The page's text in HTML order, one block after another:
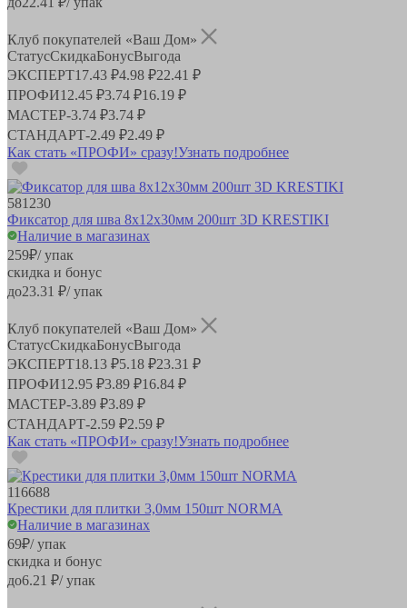
Клуб покупателей «Ваш Дом»
СтатусСкидкаБонусВыгода
ЭКСПЕРТ17.43 ₽4.98 ₽22.41 ₽
ПРОФИ12.45 ₽3.74 ₽16.19 ₽
МАСТЕР-3.74 ₽3.74 ₽
СТАНДАРТ-2.49 ₽2.49 ₽
Как стать «ПРОФИ» сразу!Узнать подробнее
581230
Фиксатор для шва 8х12х30мм 200шт 3D KRESTIKI
Наличие в магазинах
259₽/ упак
скидка и бонус
до23.31 ₽/ упак
Клуб покупателей «Ваш Дом»
СтатусСкидкаБонусВыгода
ЭКСПЕРТ18.13 ₽5.18 ₽23.31 ₽
ПРОФИ12.95 ₽3.89 ₽16.84 ₽
МАСТЕР-3.89 ₽3.89 ₽
СТАНДАРТ-2.59 ₽2.59 ₽
Как стать «ПРОФИ» сразу!Узнать подробнее
116688
Крестики для плитки 3,0мм 150шт NORMA
Наличие в магазинах
69₽/ упак
скидка и бонус
до6.21 ₽/ упак